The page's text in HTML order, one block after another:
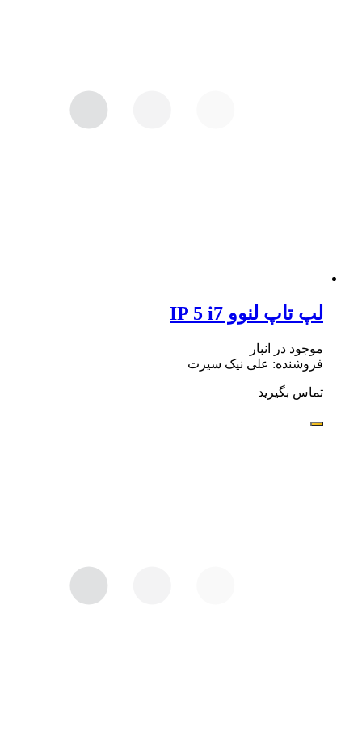
لپ تاپ لنوو IP 5 i7
موجود در انبار
فروشنده: علی نیک سیرت
تماس بگیرید